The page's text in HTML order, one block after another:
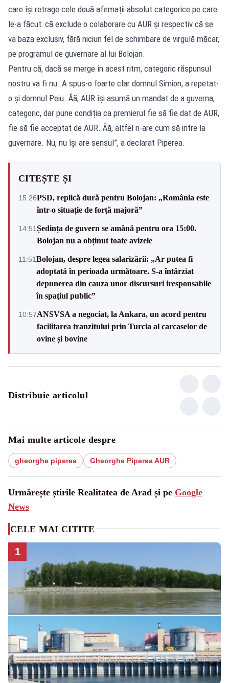
care își retrage cele două afirmații absolut categorice pe care
le-a făcut: că exclude o colaborare cu AUR și respectiv că se
va baza exclusiv, fără niciun fel de schimbare de virgulă măcar,
pe programul de guvernare al lui Bolojan.
Pentru că, dacă se merge în acest ritm, categoric răspunsul
nostru va fi nu. A spus-o foarte clar domnul Simion, a repetat-
o și domnul Peiu. Ăă, AUR își asumă un mandat de a guverna,
categoric, dar pune condiția ca premierul fie să fie dat de AUR,
fie să fie acceptat de AUR. Ăă, altfel n-are cum să intre la
guvernare. Nu, nu își are sensul”, a declarat Piperea.
CITEȘTE ȘI
15:26PSD, replică dură pentru Bolojan: „România este
într-o situație de forță majoră”
14:51Ședința de guvern se amână pentru ora 15:00.
Bolojan nu a obținut toate avizele
11:51Bolojan, despre legea salarizării: „Ar putea fi
adoptată în perioada următoare. S-a întârziat
depunerea din cauza unor discursuri iresponsabile
în spaţiul public”
10:57ANSVSA a negociat, la Ankara, un acord pentru
facilitarea tranzitului prin Turcia al carcaselor de
ovine și bovine
Distribuie articolul
Mai multe articole despre
gheorghe piperea Gheorghe Piperea AUR
Urmărește știrile Realitatea de Arad și pe Google
News
CELE MAI CITITE
1